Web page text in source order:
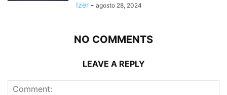
Izer - agosto 28, 2024
NO COMMENTS
LEAVE A REPLY